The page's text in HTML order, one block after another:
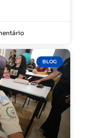
BLOG